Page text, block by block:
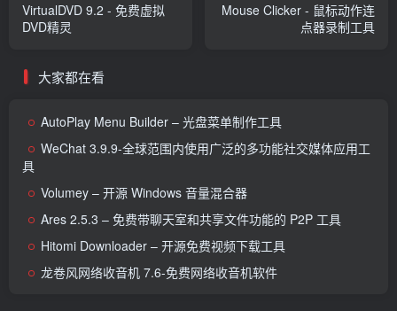
VirtualDVD 9.2 - 免费虚拟
DVD精灵
Mouse Clicker - 鼠标动作连
点器录制工具
大家都在看
AutoPlay Menu Builder – 光盘菜单制作工具
WeChat 3.9.9-全球范围内使用广泛的多功能社交媒体应用工
具
Volumey – 开源 Windows 音量混合器
Ares 2.5.3 – 免费带聊天室和共享文件功能的 P2P 工具
Hitomi Downloader – 开源免费视频下载工具
龙卷风网络收音机 7.6-免费网络收音机软件